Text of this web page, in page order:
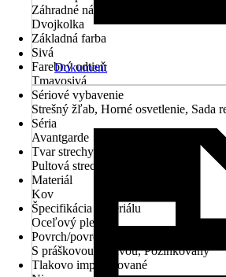
Záhradné náradie, Záhradný nábytok,
Dvojkolka
Základná farba
Sivá
Farebný odtieň
Tmavosivá
Sériové vybavenie
Strešný žľab, Horné osvetlenie, Sada
Séria
Avantgarde
Tvar strechy
Pultová strecha
Materiál
Kov
Špecifikácia materiálu
Oceľový plech
Povrch/povrchová úprava
S práškovou úpravou, Pozinkovaný
Tlakovo impregnované
Dokument